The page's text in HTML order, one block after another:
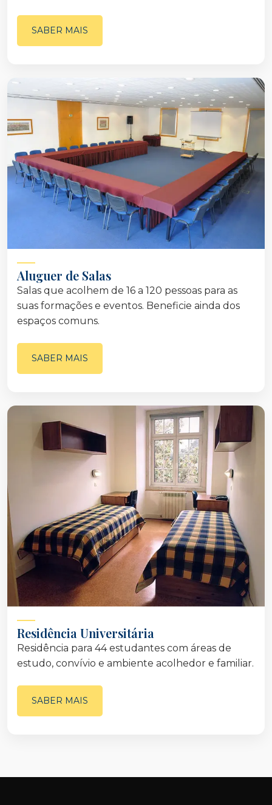
SABER MAIS
Aluguer de Salas
Salas que acolhem de 16 a 120 pessoas para as
suas formações e eventos. Beneficie ainda dos
espaços comuns.
SABER MAIS
Residência Universitária
Residência para 44 estudantes com áreas de
estudo, convívio e ambiente acolhedor e familiar.
SABER MAIS